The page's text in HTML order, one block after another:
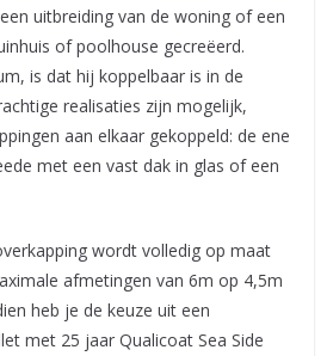
uitbreiding van de woning of een
of poolhouse gecreëerd.
is dat hij koppelbaar is in de
realisaties zijn mogelijk,
aan elkaar gekoppeld: de ene
met een vast dak in glas of een
wordt volledig op maat
afmetingen van 6m op 4,5m
heb je de keuze uit een
met 25 jaar Qualicoat Sea Side